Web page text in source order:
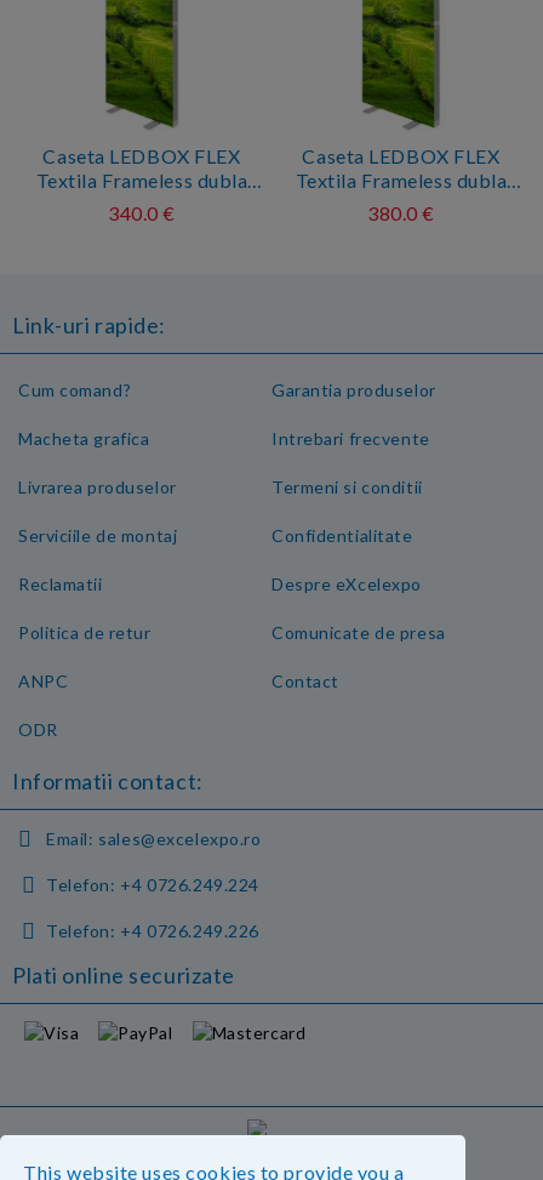
This website uses cookies to provide you a
Caseta LEDBOX FLEX
Textila Frameless dubla
fata 85x200cm
340.0 €
Caseta LEDBOX FLEX
Textila Frameless dubla
fata 100x200cm
380.0 €
Link-uri rapide:
Cum comand?
Macheta grafica
Livrarea produselor
Serviciile de montaj
Garantia produselor
Intrebari frecvente
Termeni si conditii
Confidentialitate
Reclamatii
Politica de retur
ANPC
ODR
Despre eXcelexpo
Comunicate de presa
Contact
Informatii contact:
Email: sales@excelexpo.ro
Telefon: +4 0726.249.224
Telefon: +4 0726.249.226
Plati online securizate